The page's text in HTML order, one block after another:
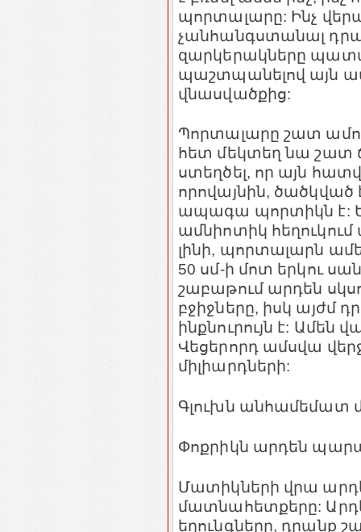
պորտալարը: Ինչ
չանհանգստանալ
զարկերակները
պաշտպանելով այն
վնասվածքից:
Պորտալարը շատ
հետ մեկտեղ նա շատ
ստեղծել, որ այն
որովայնին,
ապագա պորտիկն է:
ամնիոտիկ
լինի, պորտալարն
50 սմ-ի մոտ երկու
շաբաթում արդեն
բջիջները, իսկ այժմ
ինքնուրույն է: Ամեն
Վեցերորդ ամսվա
միլիարդների:
Գլուխն անհամեմատ
Փոքրիկն արդեն
Մատիկների վրա
մատնահետքերը:
եղունգները, դրանք